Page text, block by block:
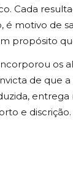
Cada
é motivo de
propósito
os
de que
e discrição.